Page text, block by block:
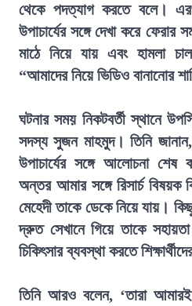
থেকে পদত্যাগ করতে বলে।
উপাচার্যের সঙ্গে দেখা করে
মাঠে নিয়ে যায় এবং হামলা
“আমাদের নিয়ে ভিডিও বানানোর
ঘটনার সময় নিকটবর্তী স্থানে
সদস্য সুজন মাহমুদ। তিনি
উপাচার্যের সঙ্গে আলোচনা শেষ
অন্তর আমার সঙ্গে রিসার্চ
মেহেদী তাকে ডেকে নিয়ে যায়।
দ্রুত সেখানে গিয়ে তাকে
চিকিৎসার ব্যবস্থা করতে
তিনি আরও বলেন, ‘তারা আমারই